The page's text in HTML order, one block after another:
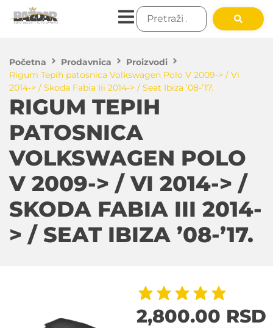
Početna Prodavnica
Proizvodi
Rigum Tepih patosnica Volkswagen Polo V 2009-> / Vi
2014-> / Skoda Fabia Iii 2014-> / Seat Ibiza ’08-’17.
RIGUM TEPIH
PATOSNICA
VOLKSWAGEN POLO
V 2009-> / VI 2014-> /
SKODA FABIA III 2014-
> / SEAT IBIZA ’08-’17.
2,800.00 RSD